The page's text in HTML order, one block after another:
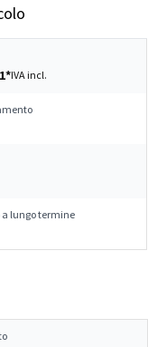
IVA incl.
a lungo termine